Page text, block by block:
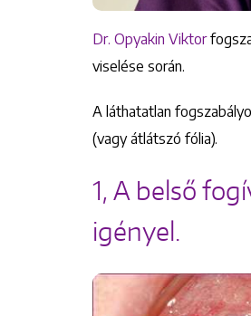
Dr. Opyakin Viktor
viselése során.
A láthatatlan
(vagy átlátszó fólia).
1, A belső
igényel.